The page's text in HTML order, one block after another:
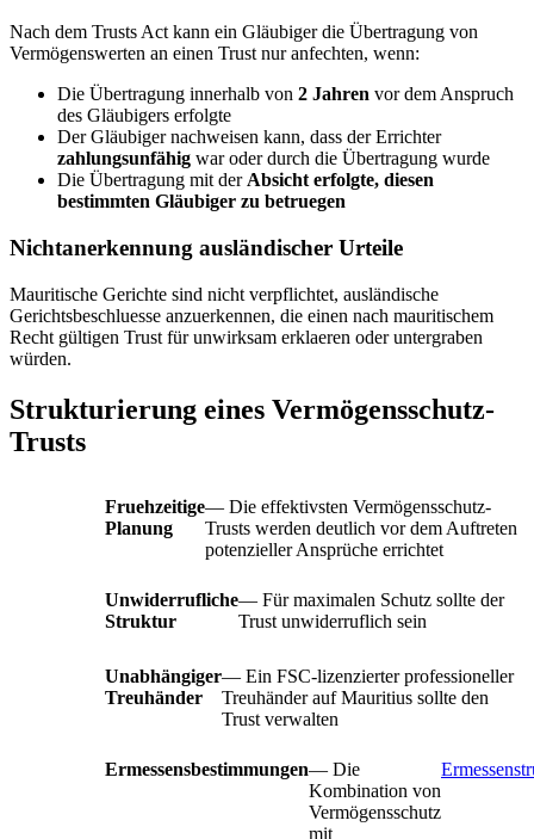
Nach dem Trusts Act kann ein Gläubiger die Übertragung von
Vermögenswerten an einen Trust nur anfechten, wenn:
Die Übertragung innerhalb von 2 Jahren vor dem Anspruch
des Gläubigers erfolgte
Der Gläubiger nachweisen kann, dass der Errichter
zahlungsunfähig war oder durch die Übertragung wurde
Die Übertragung mit derAbsicht erfolgte, diesen
bestimmten Gläubiger zu betruegen
Nichtanerkennung ausländischer Urteile
Mauritische Gerichte sind nicht verpflichtet, ausländische
Gerichtsbeschluesse anzuerkennen, die einen nach mauritischem
Recht gültigen Trust für unwirksam erklaeren oder untergraben
würden.
Strukturierung eines Vermögensschutz-
Trusts
Fruehzeitige
Planung
— Die effektivsten Vermögensschutz-
Trusts werden deutlich vor dem Auftreten
potenzieller Ansprüche errichtet
Unwiderrufliche
Struktur
— Für maximalen Schutz sollte der
Trust unwiderruflich sein
Unabhängiger
Treuhänder
— Ein FSC-lizenzierter professioneller
Treuhänder auf Mauritius sollte den
Trust verwalten
Ermessensbestimmungen— Die
Kombination von
Vermögensschutz
mit